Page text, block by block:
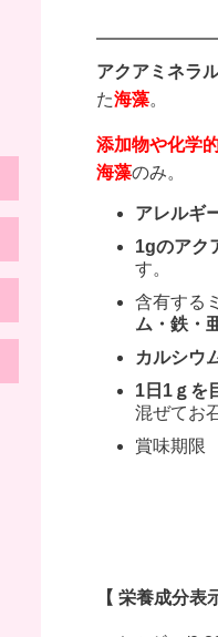
アクアミネラ
た海藻。
添加物や化学
海藻のみ。
アレルギ
1gのアク
す。
含有す
ム・鉄・
カルシウ
1日1ｇ
混ぜてお
賞味期
【 栄養成分表